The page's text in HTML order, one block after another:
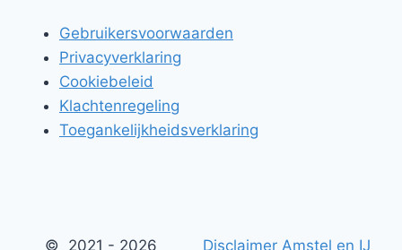
Gebruikersvoorwaarden
Privacyverklaring
Cookiebeleid
Klachtenregeling
Toegankelijkheidsverklaring
© 2021 - 2026 Disclaimer Amstel en IJ